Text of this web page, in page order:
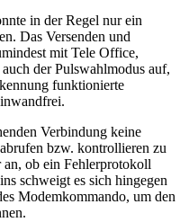
in der Regel nur ein
Das Versenden und
mit Tele Office,
der Pulswahlmodus auf,
funktionierte
Verbindung keine
bzw. kontrollieren zu
ob ein Fehlerprotokoll
schweigt es sich hingegen
Modemkommando, um den